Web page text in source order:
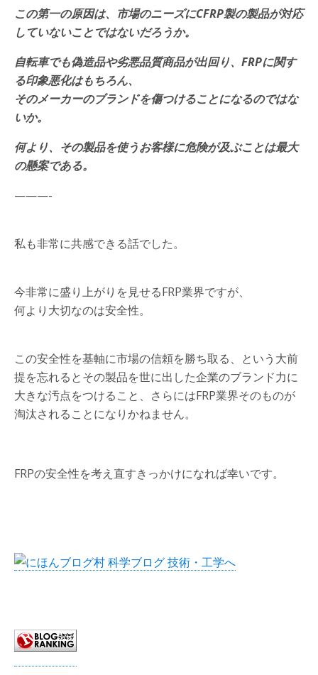
この第一の原因は、市場のニーズにCFRP製の製品が対応
していないことではないだろうか。
自転車でも偽造品や劣悪品質商品が出回り、FRPに関す
る印象悪化はもちろん、
そのメーカーのブランドを傷つけることになるのではな
いか。
何より、その製品を使うお客様に危険が及ぶことは最大
の懸案である。
———-
私も非常に共感できる話でした。
今非常に盛り上がりを見せるFRP業界ですが、
何より大切なのは安全性。
この安全性を基軸に市場の信頼を勝ち取る、という大前
提を忘れるとその製品を世に出した企業のブランド力に
大きな汚点をつけること、さらにはFRP業界そのものが
淘汰されることになりかねません。
FRPの安全性を考え直すきっかけになれば幸いです。